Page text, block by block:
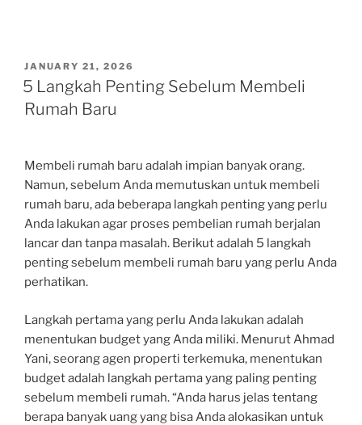
POSTED
ON
JANUARY 21, 2026
5 Langkah Penting Sebelum Membeli
Rumah Baru
Membeli rumah baru adalah impian banyak orang.
Namun, sebelum Anda memutuskan untuk membeli
rumah baru, ada beberapa langkah penting yang perlu
Anda lakukan agar proses pembelian rumah berjalan
lancar dan tanpa masalah. Berikut adalah 5 langkah
penting sebelum membeli rumah baru yang perlu Anda
perhatikan.
Langkah pertama yang perlu Anda lakukan adalah
menentukan budget yang Anda miliki. Menurut Ahmad
Yani, seorang agen properti terkemuka, menentukan
budget adalah langkah pertama yang paling penting
sebelum membeli rumah. “Anda harus jelas tentang
berapa banyak uang yang bisa Anda alokasikan untuk